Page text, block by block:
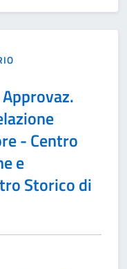
- Centro
e
Storico di